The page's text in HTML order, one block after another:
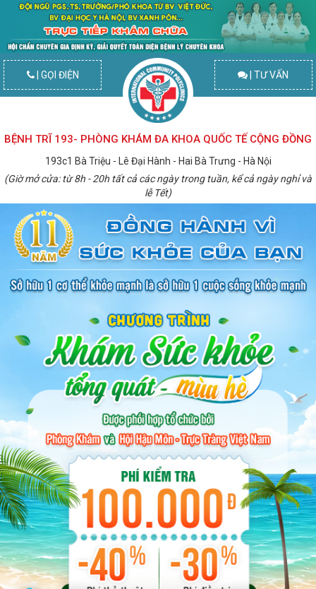
| GỌI ĐIỆN | TƯ VẤN
BỆNH TRĨ 193- PHÒNG KHÁM ĐA KHOA QUỐC TẾ CỘNG ĐỒNG
193c1 Bà Triệu - Lê Đại Hành - Hai Bà Trưng - Hà Nội
(Giờ mở cửa: từ 8h - 20h tất cả các ngày trong tuần, kể cả ngày nghỉ và
lễ Tết)